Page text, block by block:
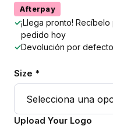
Afterpay
✓¡Llega pronto! Recíbelo
pedido hoy
✓Devolución por
Size *
Upload Your Logo